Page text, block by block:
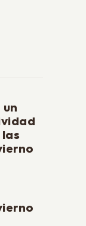
un